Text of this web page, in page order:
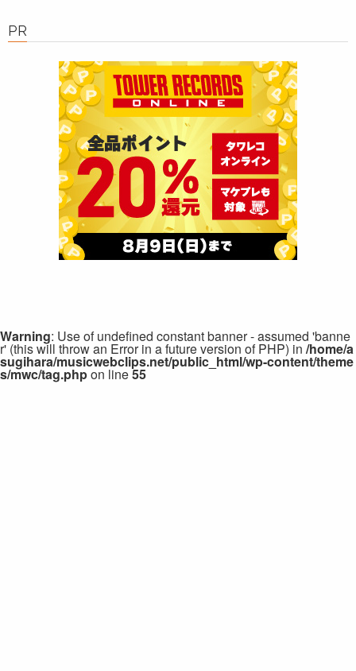
PR
Warning: Use of undefined constant banner - assumed 'banne
r' (this will throw an Error in a future version of PHP) in /home/a
sugihara/musicwebclips.net/public_html/wp-content/theme
s/mwc/tag.phpon line55